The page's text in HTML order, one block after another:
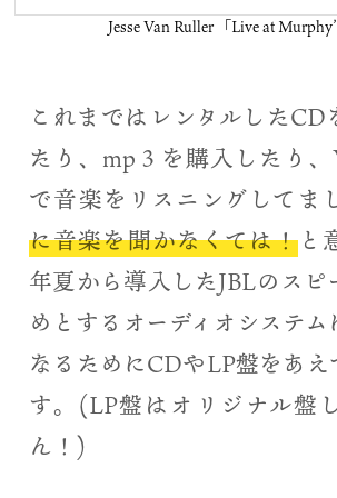
Jesse Van Ruller 「Live at
これまではレンタルしたCD
たり、mp３を購入したり、
で音楽をリスニングしてま
に音楽を聞かなくては！ と
年夏から導入したJBLのスピ
めとするオーディオシステ
なるためにCDやLP盤をあえ
す。(LP盤はオリジナル盤
ん！)